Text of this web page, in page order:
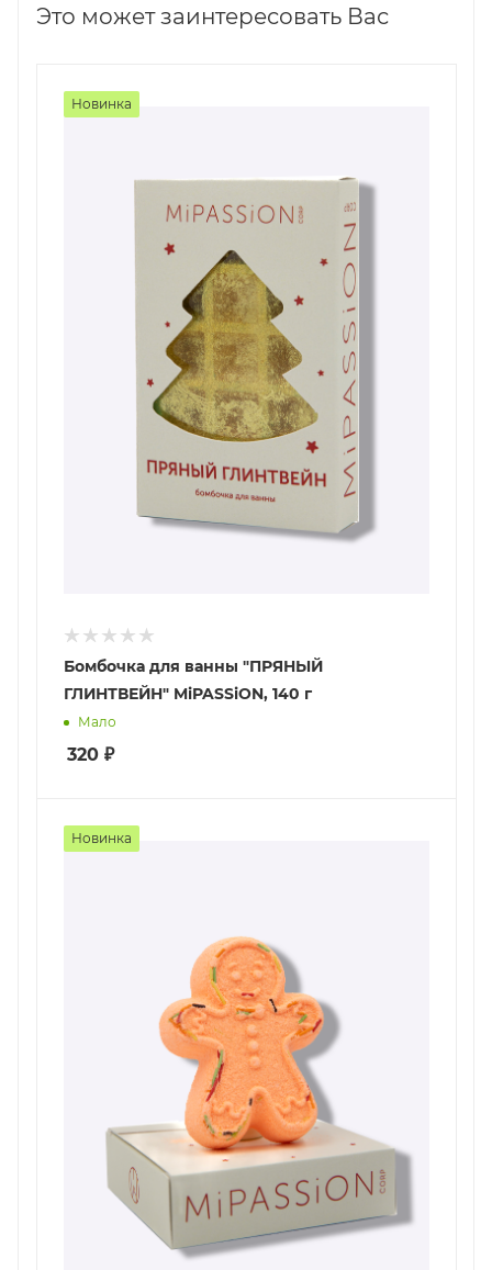
Это может заинтересовать Вас
Новинка
Бомбочка для ванны "ПРЯНЫЙ
ГЛИНТВЕЙН" MiPASSiON, 140 г
Мало
320 ₽
Новинка